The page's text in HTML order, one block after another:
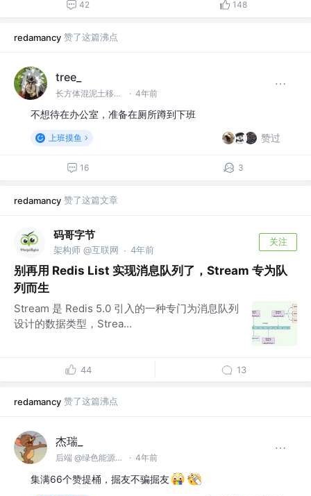
42 148
redamancy 赞了这篇沸点
tree_
长方体混泥土移动工程师 · 4年前
不想待在办公室，准备在厕所蹲到下班
上班摸鱼 赞过
16 3
redamancy 赞了这篇文章
码哥字节
架构师 @互联网 · 4年前
关注
别再用 Redis List 实现消息队列了，Stream 专为队
列而生
Stream 是 Redis 5.0 引入的一种专门为消息队列
设计的数据类型，Strea...
44 13
redamancy 赞了这篇沸点
杰瑞_
后端 @绿色能源回收科技有限公司 · 4年前
集满66个赞提桶，掘友不骗掘友